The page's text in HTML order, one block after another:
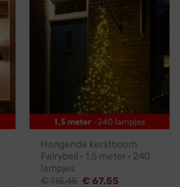
Hangende kerstboom
Fairybell · 1,5 meter · 240
lampjes
€115,45 Oorspronkelijke
€ 67,55